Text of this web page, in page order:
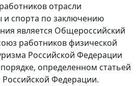
отрасли
и спорта по заключению
является Общероссийский
работников физической
Российской Федерации
определенном статьей
Российской Федерации.